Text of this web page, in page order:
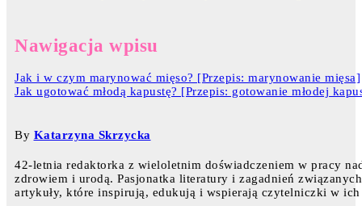
Nawigacja wpisu
Jak i w czym marynować mięso? [Przepis: marynowanie mięsa]
Jak ugotować młodą kapustę? [Przepis: gotowanie młodej
By Katarzyna Skrzycka
42-letnia redaktorka z wieloletnim doświadczeniem w pracy
zdrowiem i urodą. Pasjonatka literatury i zagadnień
artykuły, które inspirują, edukują i wspierają czytelniczki w